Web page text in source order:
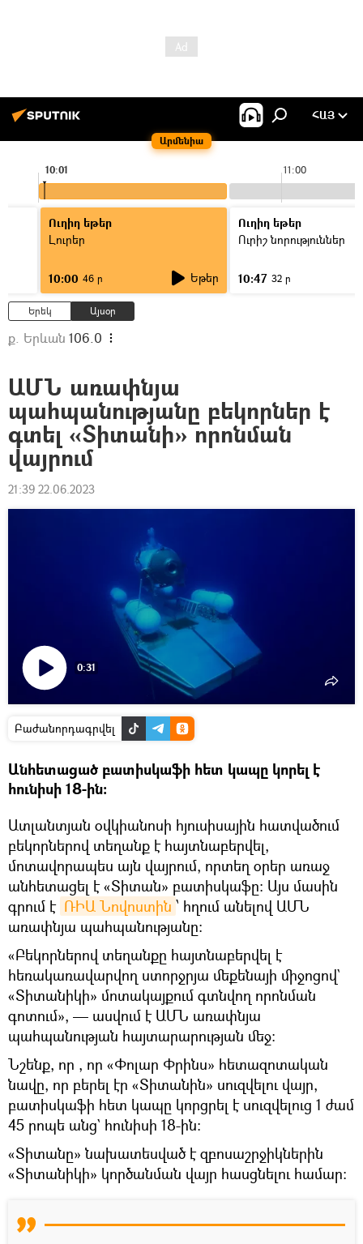
Արմենիա
ՀԱՅ
11:00
10:01
Ուղիղ եթեր
Լուրեր
10:00 46 ր Եթեր
Ուղիղ եթեր
Ուրիշ նորություններ
10:47 32 ր
Երեկ Այսօր
ք. Երևան 106.0
ԱՄՆ առափնյա
պահպանությանը բեկորներ է
գտել «Տիտանի» որոնման
վայրում
21:39 22.06.2023
Դիտել
0:31
Բաժանորդագրվել
Անհետացած բատիսկաֆի հետ կապը կորել է
հունիսի 18-ին։
Ատլանտյան օվկիանոսի հյուսիսային հատվածում
բեկորներով տեղանք է հայտնաբերվել,
մոտավորապես այն վայրում, որտեղ օրեր առաջ
անհետացել է «Տիտան» բատիսկաֆը։ Այս մասին
գրում է ՌԻԱ Նովոստին ՝ հղում անելով ԱՄՆ
առափնյա պահպանությանը։
«Բեկորներով տեղանքը հայտնաբերվել է
հեռակառավարվող ստորջրյա մեքենայի միջոցով`
«Տիտանիկի» մոտակայքում գտնվող որոնման
գոտում», — ասվում է ԱՄՆ առափնյա
պահպանության հայտարարության մեջ:
Նշենք, որ , որ «Փոլար Փրինս» հետազոտական
նավը, որ բերել էր «Տիտանին» սուզվելու վայր,
բատիսկաֆի հետ կապը կորցրել է սուզվելուց 1 ժամ
45 րոպե անց` հունիսի 18-ին։
«Տիտանը» նախատեսված է զբոսաշրջիկներին
«Տիտանիկի» կործանման վայր հասցնելու համար։